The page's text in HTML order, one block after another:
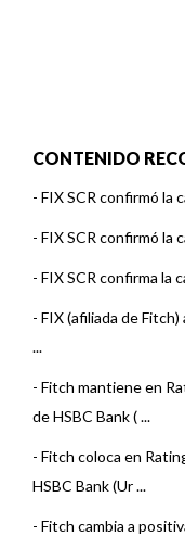
CONTENIDO
- FIX SCR confirmó la
- FIX SCR confirmó la
- FIX SCR confirma la
- FIX (afiliada de Fitch)
...
- Fitch mantiene en
de HSBC Bank ( ...
- Fitch coloca en
HSBC Bank (Ur ...
- Fitch cambia a